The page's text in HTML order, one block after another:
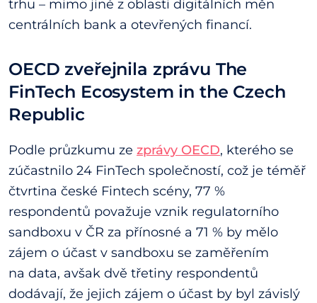
trhu – mimo jiné z oblasti digitálních měn
centrálních bank a otevřených financí.
OECD zveřejnila zprávu The
FinTech Ecosystem in the Czech
Republic
Podle průzkumu ze zprávy OECD, kterého se
zúčastnilo 24 FinTech společností, což je téměř
čtvrtina české Fintech scény, 77 %
respondentů považuje vznik regulatorního
sandboxu v ČR za přínosné a 71 % by mělo
zájem o účast v sandboxu se zaměřením
na data, avšak dvě třetiny respondentů
dodávají, že jejich zájem o účast by byl závislý